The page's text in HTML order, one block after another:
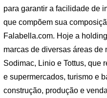
para garantir a facilidade de
que compõem sua
Falabella.com. Hoje a
marcas de diversas áreas
Sodimac, Linio e Tottus, que
e supermercados, turismo e
construção, produção e